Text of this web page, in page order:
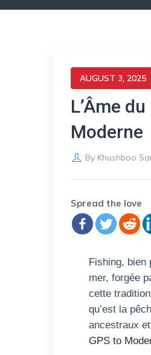
AUGUST 3, 2025
L’Âme
Moderne
By Khushboo
Spread the love
Fishing, bien
mer, forgée
cette
qu’est la
ancestraux
GPS to